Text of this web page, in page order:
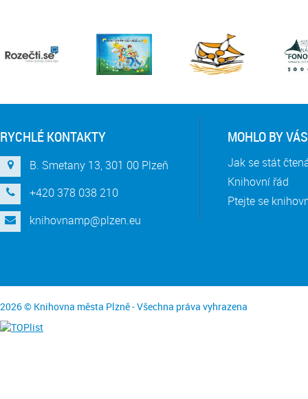
RYCHLÉ KONTAKTY
B. Smetany 13, 301 00 Plzeň
+420 378 038 210
knihovnamp@plzen.eu
MOHLO BY
Jak se stát
Knihovní řád
Ptejte se
2026 © Knihovna města Plzně - Všechna práva vyhrazena